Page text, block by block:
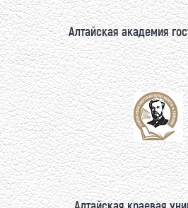
Алтайская академия